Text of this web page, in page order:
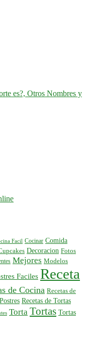
es?, Otros Nombres y
Facil Cocinar Comida
Decoracion Fotos
Mejores Modelos
Faciles Receta
de Cocina Recetas de
Recetas de Tortas
Torta Tortas Tortas